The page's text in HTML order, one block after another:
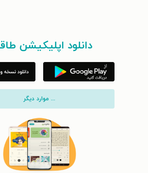
دانلود اپلیکیشن
... موارد دیگر